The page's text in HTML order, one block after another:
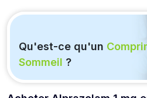
Qu'est-ce qu'un
Sommeil ?